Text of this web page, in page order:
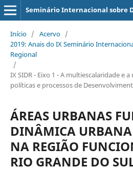
Seminário Internacional sobre
Início / Acervo /
2019: Anais do IX Seminário
Regional
/
IX SIDR - Eixo 1 - A multiescalaridade e
políticas e processos de
ÁREAS URBANAS
DINÂMICA
NA REGIÃO
RIO GRANDE DO